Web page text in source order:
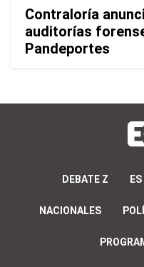
Contraloría
auditorías
Pandeportes
DEBATE Z
NACIONALES